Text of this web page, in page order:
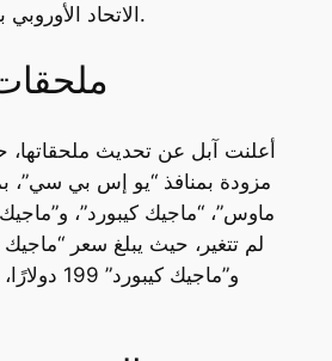
الاتحاد الأوروبي بحلول أبريل 2025.
4.
أعلنت آبل عن تحديث ملحقاتها،
مزودة بمنافذ “يو إس بي سي”،
ماوس”، “ماجيك كيبورد”، و”ماجيك
و”ماجيك